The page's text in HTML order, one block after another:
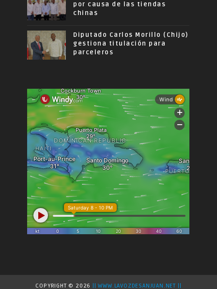
por causa de las tiendas
chinas
Diputado Carlos Morillo (Chijo)
gestiona titulación para
parceleros
COPYRIGHT © 2026 || WWW.LAVOZDESANJUAN.NET ||